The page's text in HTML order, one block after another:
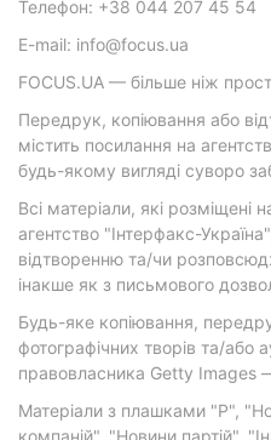
Телефон: +38 044 207 45 54
E-mail: info@focus.ua
FOCUS.UA — більше ніж
Передрук, копіювання або
містить посилання на
будь-якому вигляді суворо
Всі матеріали, які розміщені
агентство "Інтерфакс-
відтворенню та/чи
інакше як з письмового
Будь-яке копіювання,
фотографічних творів та/або
правовласника Getty Images
Матеріали з плашками "Р",
компаній", "Новини партій",